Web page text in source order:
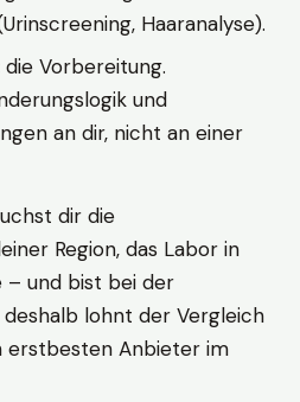
Haaranalyse).
die Vorbereitung.
und
an dir, nicht an einer
dir die
Region, das Labor in
– und bist bei der
lohnt der Vergleich
erstbesten Anbieter im